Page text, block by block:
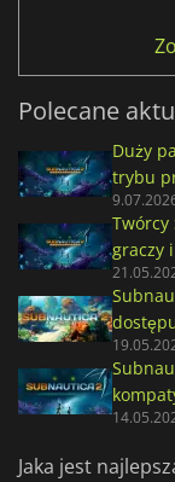
Polecane
Duży
trybu
graczy
Jaka jest